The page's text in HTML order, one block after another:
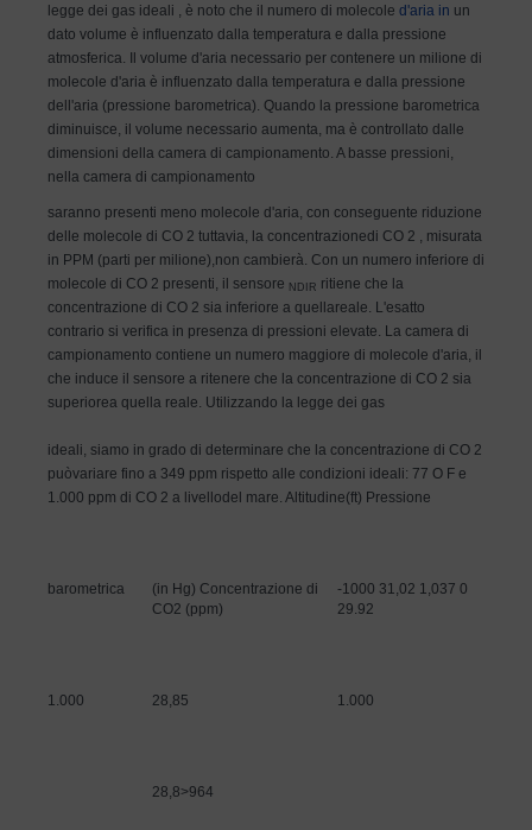
legge dei gas ideali , è noto che il numero di molecole d'aria in un
dato volume è influenzato dalla temperatura e dalla pressione
atmosferica. Il volume d'aria necessario per contenere un milione di
molecole d'aria è influenzato dalla temperatura e dalla pressione
dell'aria (pressione barometrica). Quando la pressione barometrica
diminuisce, il volume necessario aumenta, ma è controllato dalle
dimensioni della camera di campionamento. A basse pressioni,
nella camera di campionamento
saranno presenti meno molecole d'aria, con conseguente riduzione
delle molecole di CO 2 tuttavia, la concentrazionedi CO 2 , misurata
in PPM (parti per milione),non cambierà. Con un numero inferiore di
molecole di CO 2 presenti, il sensore NDIR ritiene che la
concentrazione di CO 2 sia inferiore a quellareale. L'esatto
contrario si verifica in presenza di pressioni elevate. La camera di
campionamento contiene un numero maggiore di molecole d'aria, il
che induce il sensore a ritenere che la concentrazione di CO 2 sia
superiorea quella reale. Utilizzando la legge dei gas
ideali, siamo in grado di determinare che la concentrazione di CO 2
puòvariare fino a 349 ppm rispetto alle condizioni ideali: 77 O F e
1.000 ppm di CO 2 a livellodel mare. Altitudine(ft) Pressione
barometrica
(in Hg) Concentrazione di
CO2 (ppm)
-1000 31,02 1,037 0
29.92
1.000 28,85 1.000
28,8>964